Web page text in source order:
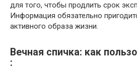
для того, чтобы продлить срок
Информация обязательно
активного образа жизни.
Вечная спичка: как
: